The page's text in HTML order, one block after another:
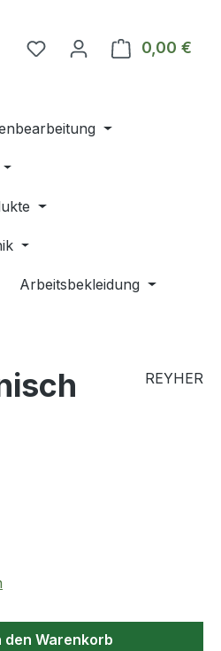
Du hast 0 Produkte auf
0,00 €
Arbeitsbekleidung
REYHER
Wert
den Warenkorb